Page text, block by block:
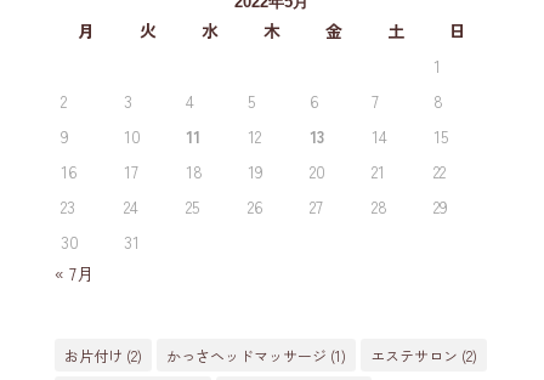
月 火 水 木 金 土
日
1
2
3 4 5 6 7
8
9
10 11 12 13 14
15
16
17 18 19 20 21
22
23
24 25 26 27 28
29
30
31
« 7月
お片付け (2) かっさヘッドマッサージ (1) エステサロン (2)